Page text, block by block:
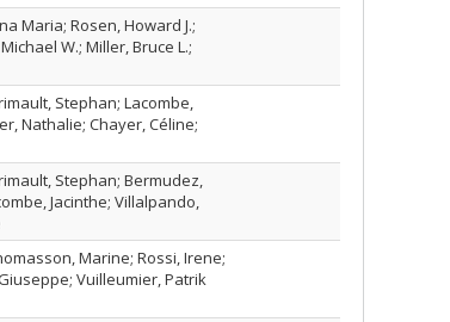
Maria; Rosen, Howard J.;
W.; Miller, Bruce L.;
Stephan; Lacombe,
Nathalie; Chayer, Céline;
Stephan; Bermudez,
Jacinthe; Villalpando,
Marine; Rossi, Irene;
Vuilleumier, Patrik